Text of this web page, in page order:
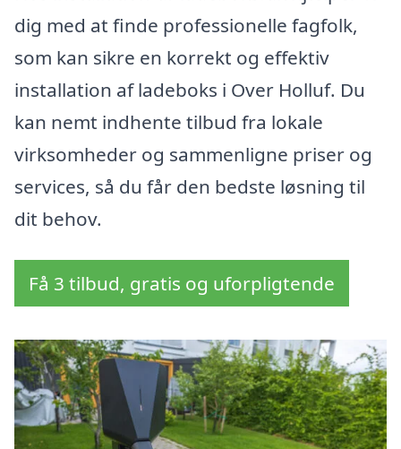
dig med at finde professionelle fagfolk,
som kan sikre en korrekt og effektiv
installation af ladeboks i Over Holluf. Du
kan nemt indhente tilbud fra lokale
virksomheder og sammenligne priser og
services, så du får den bedste løsning til
dit behov.
Få 3 tilbud, gratis og uforpligtende